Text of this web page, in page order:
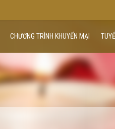
CHƯƠNG TRÌNH KHUYẾN MẠI